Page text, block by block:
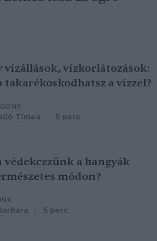
vízállások, vízkorlátozások:
takarékoskodhatsz a vízzel?
Tímea 5 perc
védekezzünk a hangyák
módon?
5 perc